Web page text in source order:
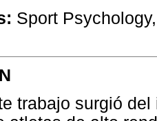
Sport
trabajo surgió